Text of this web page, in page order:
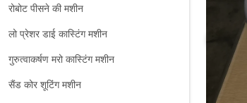
रोबोट पीसने की मशीन
लो प्रेशर डाई कास्टिंग मशीन
गुरुत्वाकर्षण मरो कास्टिंग मशीन
सैंड कोर शूटिंग मशीन